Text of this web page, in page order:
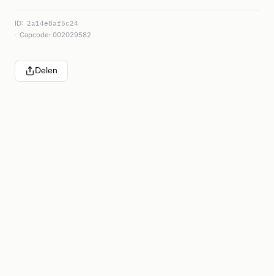
ID: 2a14e8af5c24
Capcode: 002029582
Delen